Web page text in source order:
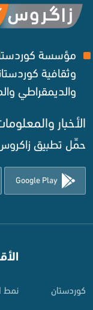
مؤسسة
وثقافية
والديمقراطي
الأخبار
حمِّل تطبيق
Google Play
کوردستان نمط